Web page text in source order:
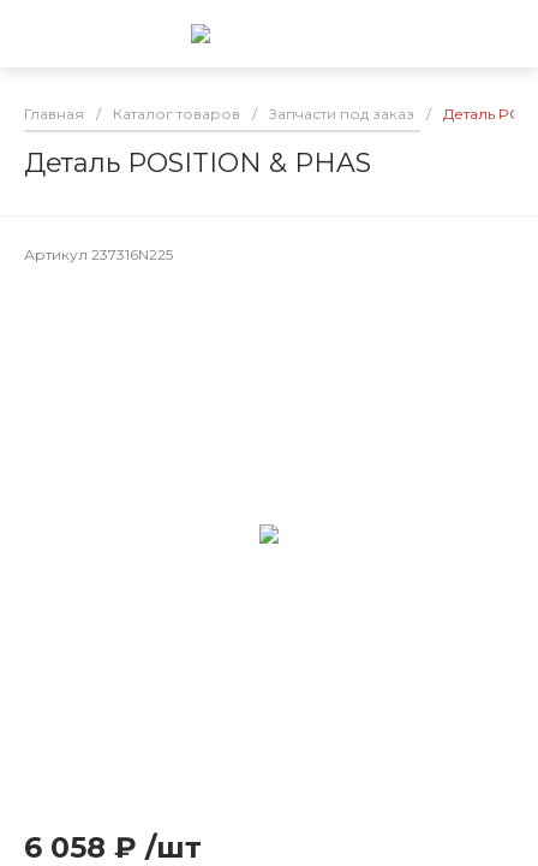
Главная / Каталог товаров / Запчасти под заказ / Деталь
Деталь POSITION & PHAS
Артикул 237316N225
6 058 ₽ /шт